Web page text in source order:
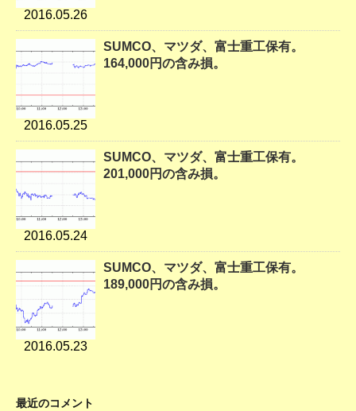
2016.05.26
2016.05.25
SUMCO、マツダ、富士重工保有。
164,000円の含み損。
2016.05.24
SUMCO、マツダ、富士重工保有。
201,000円の含み損。
2016.05.23
SUMCO、マツダ、富士重工保有。
189,000円の含み損。
最近のコメント